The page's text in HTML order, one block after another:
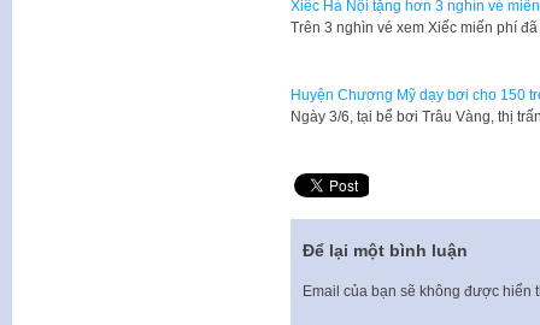
Xiếc Hà Nội tặng hơn 3 nghìn vé
Trên 3 nghìn vé xem Xiếc miến phí
Huyện Chương Mỹ dạy bơi cho 150
Ngày 3/6, tại bể bơi Trâu Vàng, thị
Để lại một bình luận
Email của bạn sẽ không được hiển